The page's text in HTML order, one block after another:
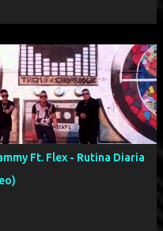
Ft. Flex - Rutina Diaria